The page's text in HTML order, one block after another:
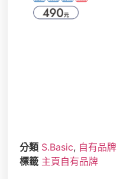
分類 S.Basic, 自有品牌
標籤 主頁自有品牌